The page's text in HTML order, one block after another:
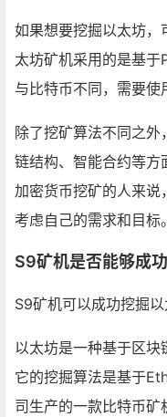
如果想要挖掘以太坊，
太坊矿机采用的是基于
与比特币不同，需要使
除了挖矿算法不同之
链结构、智能合约等方
加密货币挖矿的人来说
考虑自己的需求和目标。
S9矿机是否能够成
S9矿机可以成功挖掘以
以太坊是一种基于区块
它的挖掘算法是基于
司生产的一款比特币